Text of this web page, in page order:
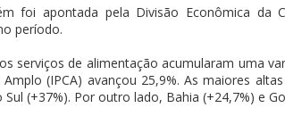
foi apontada pela Divisão Econômica da
período.
serviços de alimentação acumularam uma
(IPCA) avançou 25,9%. As maiores
Sul (+37%). Por outro lado, Bahia (+24,7%) e